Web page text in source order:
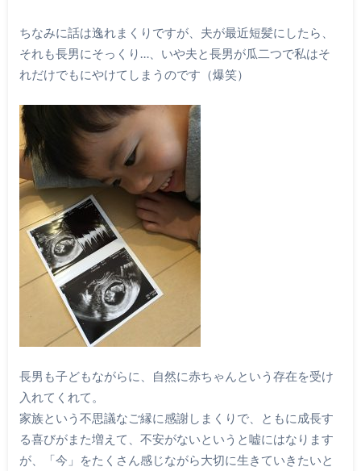
ちなみに話は逸れまくりですが、夫が最近短髪にしたら、
それも長男にそっくり…、いや夫と長男が瓜二つで私はそ
れだけでもにやけてしまうのです（爆笑）
長男も子どもながらに、自然に赤ちゃんという存在を受け
入れてくれて。
家族という不思議なご縁に感謝しまくりで、ともに成長す
る喜びがまた増えて、不安がないというと嘘にはなります
が、「今」をたくさん感じながら大切に生きていきたいと